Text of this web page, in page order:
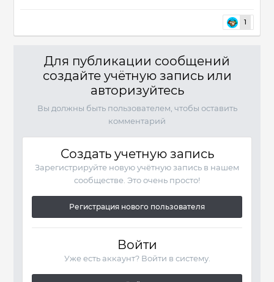
1
Для публикации сообщений
создайте учётную запись или
авторизуйтесь
Вы должны быть пользователем, чтобы оставить
комментарий
Создать учетную запись
Зарегистрируйте новую учётную запись в нашем
сообществе. Это очень просто!
Регистрация нового пользователя
Войти
Уже есть аккаунт? Войти в систему.